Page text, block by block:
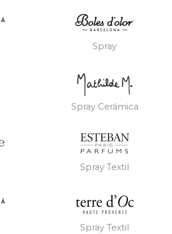
Spray
Spray Cerámica
Spray Textil
Spray Textil